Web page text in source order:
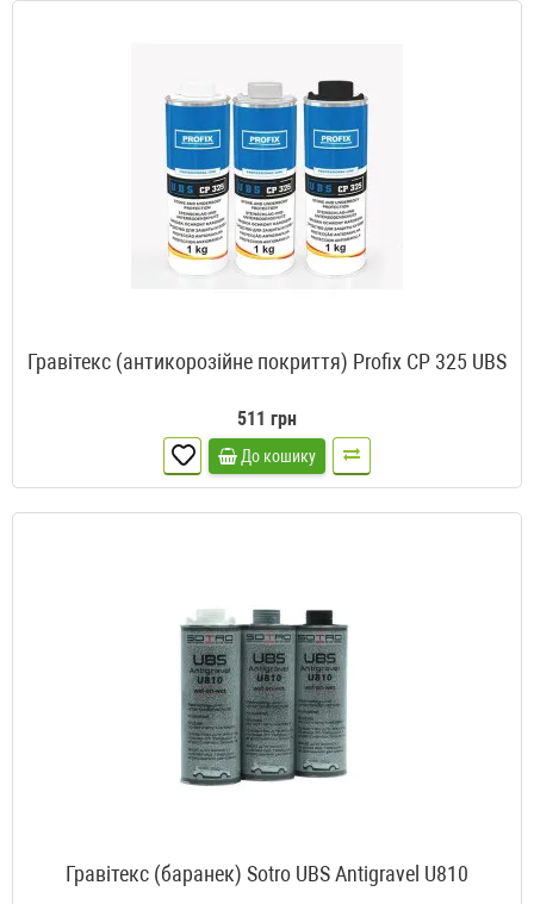
Гравітекс (антикорозійне покриття) Profix СР 325 UBS
511 грн
До кошику
Гравітекс (баранек) Sotro UBS Antigravel U810